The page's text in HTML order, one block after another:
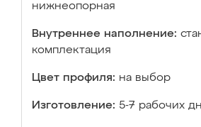
нижнеопорная
Внутреннее наполнение:
комплектация
Цвет профиля: на выбор
Изготовление: 5-7 рабочих